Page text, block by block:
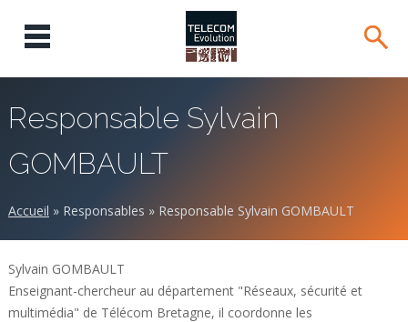
Responsable Sylvain
GOMBAULT
Accueil » Responsables » Responsable Sylvain GOMBAULT
Sylvain GOMBAULT
Enseignant-chercheur au département "Réseaux, sécurité et
multimédia" de Télécom Bretagne, il coordonne les